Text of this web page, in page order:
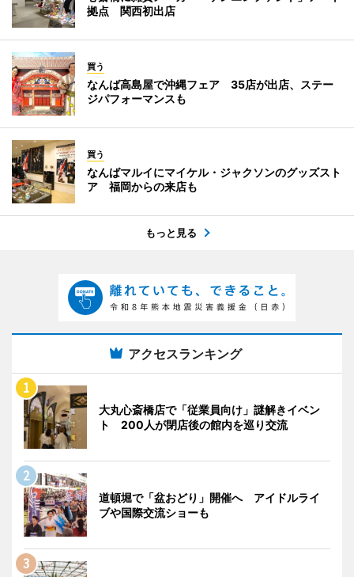
拠点 関西初出店
買う
なんば高島屋で沖縄フェア 35店が出店、ステー
ジパフォーマンスも
買う
なんばマルイにマイケル・ジャクソンのグッズスト
ア 福岡からの来店も
もっと見る
アクセスランキング
大丸心斎橋店で「従業員向け」謎解きイベン
ト 200人が閉店後の館内を巡り交流
道頓堀で「盆おどり」開催へ アイドルライ
ブや国際交流ショーも